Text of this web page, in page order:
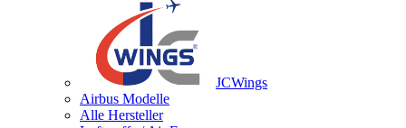
JCWings
Airbus Modelle
Alle Hersteller